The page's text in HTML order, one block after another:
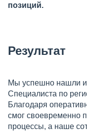
позиций.
Результат
Мы успешно нашли и
Специалиста по
Благодаря
смог своевременно
процессы, а наше